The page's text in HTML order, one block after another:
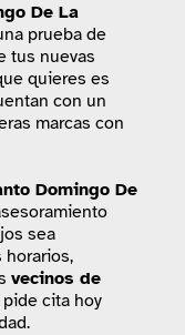
De La
prueba de
tus nuevas
quieres es
con un
marcas con
Domingo De
sea
horarios,
vecinos de
pide cita hoy